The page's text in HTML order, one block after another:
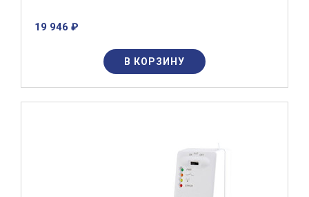
19 946 ₽
В КОРЗИНУ